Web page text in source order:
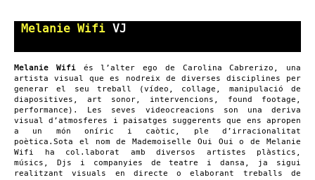
Melanie Wifi VJ
Melanie Wifi és l’alter ego de Carolina Cabrerizo, una
artista visual que es nodreix de diverses disciplines per
generar el seu treball (vídeo, collage, manipulació de
diapositives, art sonor, intervencions, found footage,
performance). Les seves videocreacions son una deriva
visual d’atmosferes i paisatges suggerents que ens apropen
a un món oníric i caòtic, ple d’irracionalitat
poètica.Sota el nom de Mademoiselle Oui Oui o de Melanie
Wifi ha col.laborat amb diversos artistes plàstics,
músics, Djs i companyies de teatre i dansa, ja sigui
realitzant visuals en directe o elaborant treballs de